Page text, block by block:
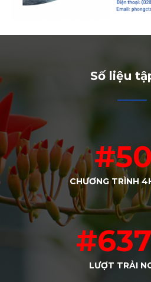
Số liệu
CHƯƠNG TRÌNH
LƯỢT TRẢI